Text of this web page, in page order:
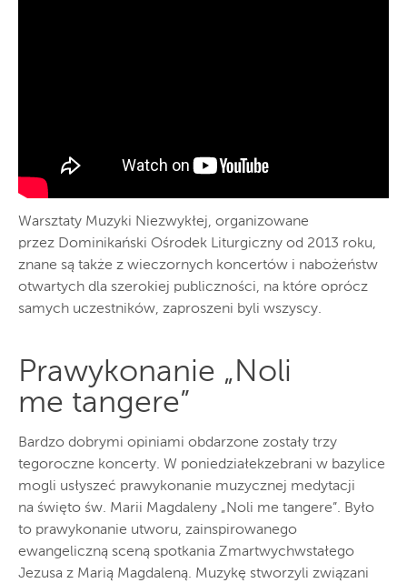
Warsztaty Muzyki Niezwykłej, organizowane
przez Dominikański Ośrodek Liturgiczny od 2013 roku,
znane są także z wieczornych koncertów i nabożeństw
otwartych dla szerokiej publiczności, na które oprócz
samych uczestników, zaproszeni byli wszyscy.
Prawykonanie „Noli
me tangere”
Bardzo dobrymi opiniami obdarzone zostały trzy
tegoroczne koncerty. W poniedziałekzebrani w bazylice
mogli usłyszeć prawykonanie muzycznej medytacji
na święto św. Marii Magdaleny „Noli me tangere”. Było
to prawykonanie utworu, zainspirowanego
ewangeliczną sceną spotkania Zmartwychwstałego
Jezusa z Marią Magdaleną. Muzykę stworzyli związani